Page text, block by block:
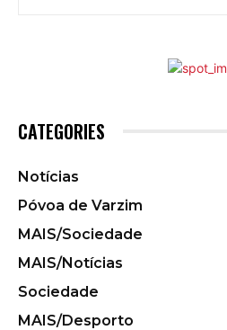
CATEGORIES
Notícias
Póvoa de Varzim
MAIS/Sociedade
MAIS/Notícias
Sociedade
MAIS/Desporto